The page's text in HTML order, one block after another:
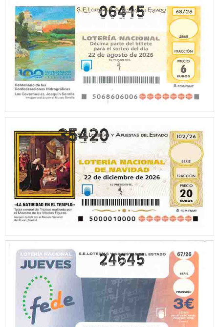
06415
24645